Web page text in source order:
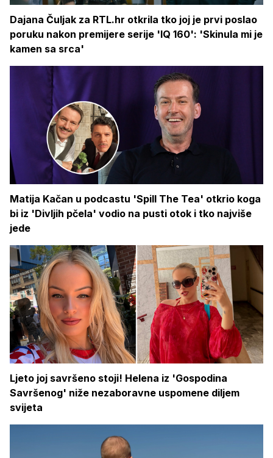
Dajana Čuljak za RTL.hr otkrila tko joj je prvi poslao
poruku nakon premijere serije 'IQ 160': 'Skinula mi je
kamen sa srca'
Matija Kačan u podcastu 'Spill The Tea' otkrio koga
bi iz 'Divljih pčela' vodio na pusti otok i tko najviše
jede
Ljeto joj savršeno stoji! Helena iz 'Gospodina
Savršenog' niže nezaboravne uspomene diljem
svijeta